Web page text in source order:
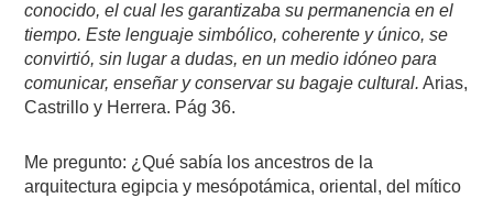
conocido, el cual les garantizaba su permanencia en el
tiempo. Este lenguaje simbólico, coherente y único, se
convirtió, sin lugar a dudas, en un medio idóneo para
comunicar, enseñar y conservar su bagaje cultural. Arias,
Castrillo y Herrera. Pág 36.
Me pregunto: ¿Qué sabía los ancestros de la
arquitectura egipcia y mesópotámica, oriental, del mítico